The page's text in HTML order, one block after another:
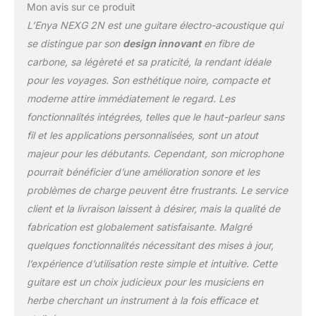
Électrique: les guitares
ENYA avec des cordes
en nylon ont un grain
moyen doux, un son et
une excellente réaction
du haut-parleur, vous
pouvez ajouter les
splendides effets
sonores du nylon tels
que Comp, chœur, vibré,
réverbération. Un écran
tactile couleur fait de la
navigation intuitive et
rapide à travers 20
fonctions intuitives et
autres.Ces fonctions
peuvent être prédéfinies
Mon avis sur ce produit
L’Enya NEXG 2N est une guitare électro-acoustique qui
se distingue par son design innovanten fibre de
carbone, sa légèreté et sa praticité, la rendant idéale
pour les voyages. Son esthétique noire, compacte et
moderne attire immédiatement le regard. Les
fonctionnalités intégrées, telles que le haut-parleur sans
fil et les applications personnalisées, sont un atout
majeur pour les débutants. Cependant, son microphone
pourrait bénéficier d’une amélioration sonore et les
problèmes de charge peuvent être frustrants. Le service
client et la livraison laissent à désirer, mais la qualité de
fabrication est globalement satisfaisante. Malgré
quelques fonctionnalités nécessitant des mises à jour,
l’expérience d’utilisation reste simple et intuitive. Cette
guitare est un choix judicieux pour les musiciens en
herbe cherchant un instrument à la fois efficace et